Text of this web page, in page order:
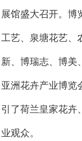
展馆盛大召开。博
工艺、泉塘花艺、
新、博瑞志、博美
亚洲花卉产业博览
引了荷兰皇家花卉
业观众。